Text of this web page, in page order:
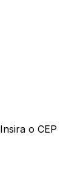
Insira o CEP